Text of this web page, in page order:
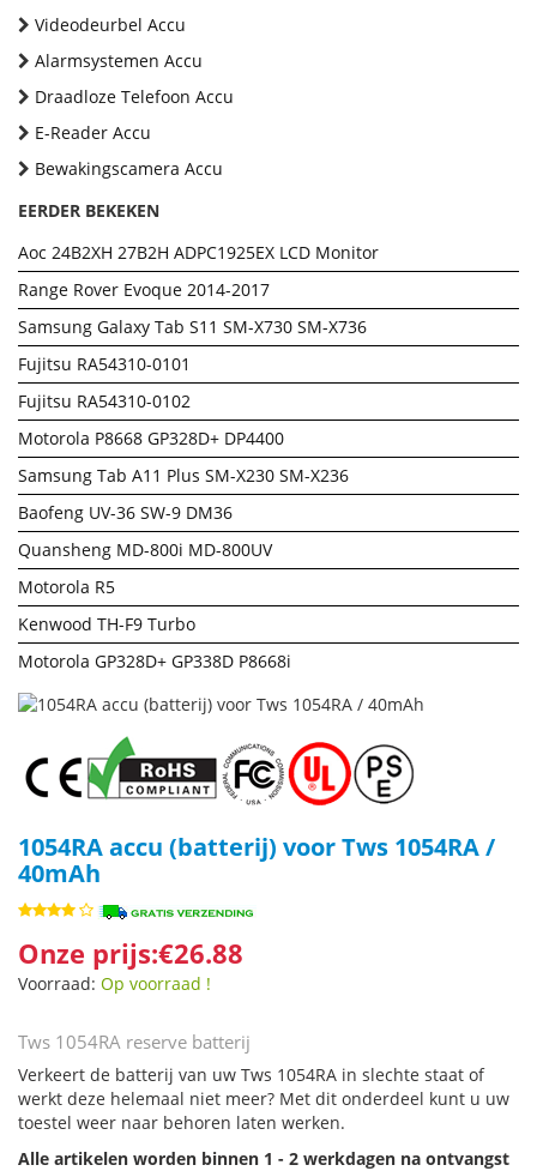
Videodeurbel Accu
Alarmsystemen Accu
Draadloze Telefoon Accu
E-Reader Accu
Bewakingscamera Accu
EERDER BEKEKEN
Aoc 24B2XH 27B2H ADPC1925EX LCD Monitor
Range Rover Evoque 2014-2017
Samsung Galaxy Tab S11 SM-X730 SM-X736
Fujitsu RA54310-0101
Fujitsu RA54310-0102
Motorola P8668 GP328D+ DP4400
Samsung Tab A11 Plus SM-X230 SM-X236
Baofeng UV-36 SW-9 DM36
Quansheng MD-800i MD-800UV
Motorola R5
Kenwood TH-F9 Turbo
Motorola GP328D+ GP338D P8668i
1054RA accu (batterij) voor Tws 1054RA /
40mAh
Onze prijs:€26.88
Voorraad: Op voorraad !
Tws 1054RA reserve batterij
Verkeert de batterij van uw Tws 1054RA in slechte staat of
werkt deze helemaal niet meer? Met dit onderdeel kunt u uw
toestel weer naar behoren laten werken.
Alle artikelen worden binnen 1 - 2 werkdagen na ontvangst